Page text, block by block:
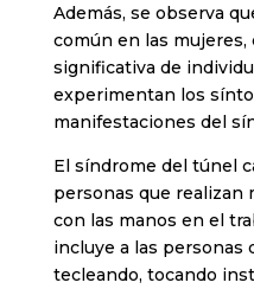
Además, se observa
común en las
significativa de
experimentan los
manifestaciones del
El síndrome del túnel
personas que
con las manos en el
incluye a las personas
tecleando, tocando